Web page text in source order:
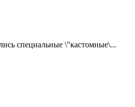
специальные \"кастомные\...